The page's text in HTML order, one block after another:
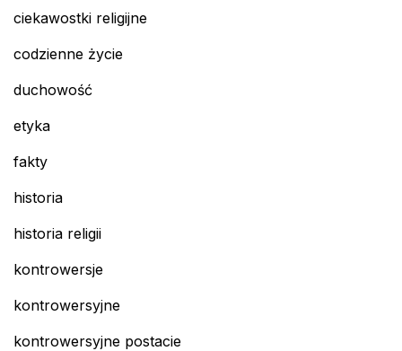
ciekawostki religijne
codzienne życie
duchowość
etyka
fakty
historia
historia religii
kontrowersje
kontrowersyjne
kontrowersyjne postacie